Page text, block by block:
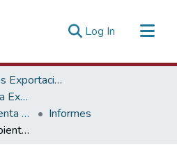
Log In (current)
Promoción de las Exportaciones
Promoción de la Oferta Exportable
Industria de la Vestimenta y Decoración
Informes
Reporte de huella ambiental de la fibra de alpaca: desde la pradera hasta el fin de vida de la prenda = Analysis, measurement, and interpretation of the environmental footprint of the alpaca value chain based on a Life Cycle Analysis (LCA) Use and End of life Report